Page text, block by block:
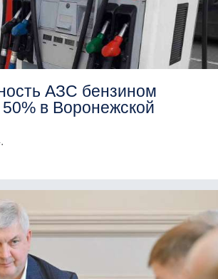
АЗС бензином
50% в Воронежской